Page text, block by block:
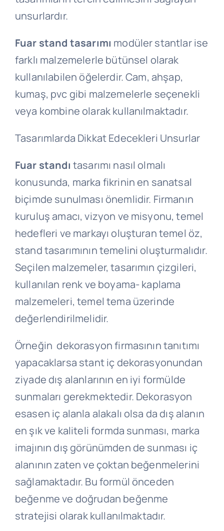
unsurlardır.
Fuar stand tasarımı modüler stantlar ise
farklı malzemelerle bütünsel olarak
kullanılabilen öğelerdir. Cam, ahşap,
kumaş, pvc gibi malzemelerle seçenekli
veya kombine olarak kullanılmaktadır.
Tasarımlarda Dikkat Edecekleri Unsurlar
Fuar standı tasarımı nasıl olmalı
konusunda, marka fikrinin en sanatsal
biçimde sunulması önemlidir. Firmanın
kuruluş amacı, vizyon ve misyonu, temel
hedefleri ve markayı oluşturan temel öz,
stand tasarımının temelini oluşturmalıdır.
Seçilen malzemeler, tasarımın çizgileri,
kullanılan renk ve boyama- kaplama
malzemeleri, temel tema üzerinde
değerlendirilmelidir.
Örneğin dekorasyon firmasının tanıtımı
yapacaklarsa stant iç dekorasyonundan
ziyade dış alanlarının en iyi formülde
sunmaları gerekmektedir. Dekorasyon
esasen iç alanla alakalı olsa da dış alanın
en şık ve kaliteli formda sunması, marka
imajının dış görünümden de sunması iç
alanının zaten ve çoktan beğenmelerini
sağlamaktadır. Bu formül önceden
beğenme ve doğrudan beğenme
stratejisi olarak kullanılmaktadır.